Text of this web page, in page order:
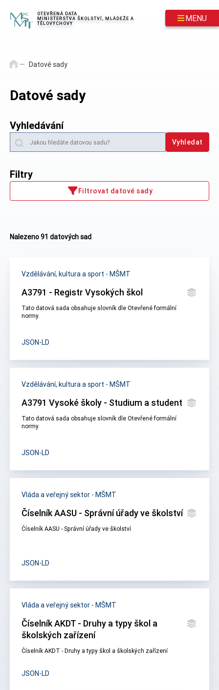
OTEVŘENÁ DATA
MINISTERSTVA ŠKOLSTVÍ, MLÁDEŽE A
TĚLOVÝCHOVY
MENU
Datové sady
Datové sady
Vyhledávání
Vyhledat
Filtry
Filtrovat datové sady
Nalezeno 91 datových sad
Vzdělávání, kultura a sport - MŠMT
A3791 - Registr Vysokých škol
Tato datová sada obsahuje slovník dle Otevřené formální
normy.
JSON-LD
Vzdělávání, kultura a sport - MŠMT
A3791 Vysoké školy - Studium a student
Tato datová sada obsahuje slovník dle Otevřené formální
normy.
JSON-LD
Vláda a veřejný sektor - MŠMT
Číselník AASU - Správní úřady ve školství
Číselník AASU - Správní úřady ve školství
JSON-LD
Vláda a veřejný sektor - MŠMT
Číselník AKDT - Druhy a typy škol a
školských zařízení
Číselník AKDT - Druhy a typy škol a školských zařízení
JSON-LD